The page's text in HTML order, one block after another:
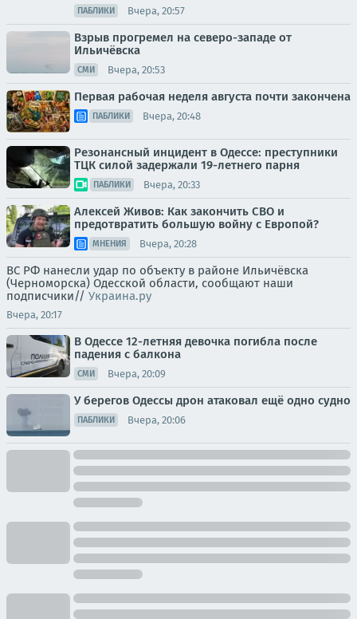
ПАБЛИКИ Вчера, 20:57
Взрыв прогремел на северо-западе от
Ильичёвска
СМИ Вчера, 20:53
Первая рабочая неделя августа почти закончена
ПАБЛИКИ Вчера, 20:48
Резонансный инцидент в Одессе: преступники
ТЦК силой задержали 19-летнего парня
ПАБЛИКИ Вчера, 20:33
Алексей Живов: Как закончить СВО и
предотвратить большую войну с Европой?
МНЕНИЯ Вчера, 20:28
ВС РФ нанесли удар по объекту в районе Ильичёвска
(Черноморска) Одесской области, сообщают наши
подписчики// Украина.ру
Вчера, 20:17
В Одессе 12-летняя девочка погибла после
падения с балкона
СМИ Вчера, 20:09
У берегов Одессы дрон атаковал ещё одно судно
ПАБЛИКИ Вчера, 20:06